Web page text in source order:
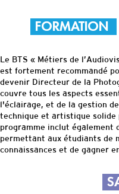
FORMATION
Le BTS « Métiers de l’
est fortement recommandé
devenir Directeur de la
couvre tous les aspects
l'éclairage, et de la gestion
technique et artistique solide
programme inclut également
permettant aux étudiants de
connaissances et de gagner